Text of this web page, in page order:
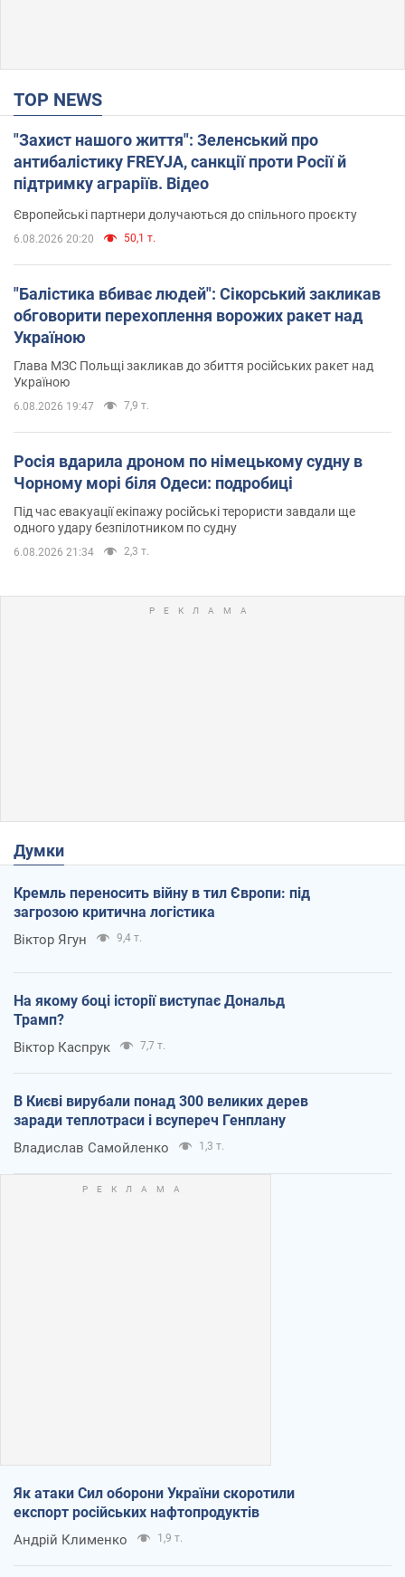
TOP NEWS
"Захист нашого життя": Зеленський про
антибалістику FREYJA, санкції проти Росії й
підтримку аграріїв. Відео
Європейські партнери долучаються до спільного проєкту
6.08.2026 20:20 50,1 т.
"Балістика вбиває людей": Сікорський закликав
обговорити перехоплення ворожих ракет над
Україною
Глава МЗС Польщі закликав до збиття російських ракет над
Україною
6.08.2026 19:47 7,9 т.
Росія вдарила дроном по німецькому судну в
Чорному морі біля Одеси: подробиці
Під час евакуації екіпажу російські терористи завдали ще
одного удару безпілотником по судну
6.08.2026 21:34 2,3 т.
Думки
Кремль переносить війну в тил Європи: під
загрозою критична логістика
Віктор Ягун 9,4 т.
На якому боці історії виступає Дональд
Трамп?
Віктор Каспрук 7,7 т.
В Києві вирубали понад 300 великих дерев
заради теплотраси і всупереч Генплану
Владислав Самойленко 1,3 т.
Як атаки Сил оборони України скоротили
експорт російських нафтопродуктів
Андрій Клименко 1,9 т.